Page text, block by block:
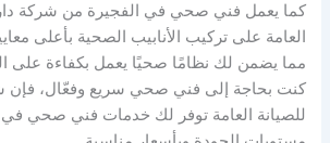
كما يعمل فني صحي في الفجيرة من شركة دار
العامة على تركيب الأنابيب الصحية بأعلى
مما يضمن لك نظامًا صحيًا يعمل بكفاءة على
كنت بحاجة إلى فني صحي سريع وفعّال، فإن
للصيانة العامة توفر لك خدمات فني صحي في